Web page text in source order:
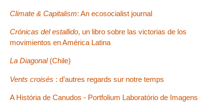
Climate & Capitalism: An ecosocialist journal
Crónicas del estallido, un libro sobre las victorias de los
movimientos en América Latina
La Diagonal(Chile)
Vents croisés : d’autres regards sur notre temps
A História de Canudos - Portfolium Laboratório de Imagens